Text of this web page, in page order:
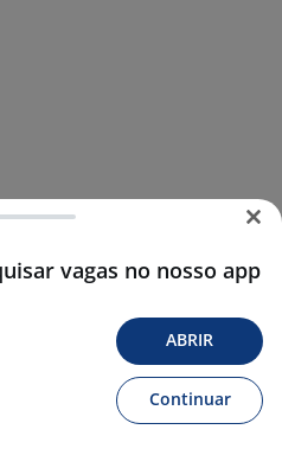
vagas no nosso app
ABRIR
Continuar